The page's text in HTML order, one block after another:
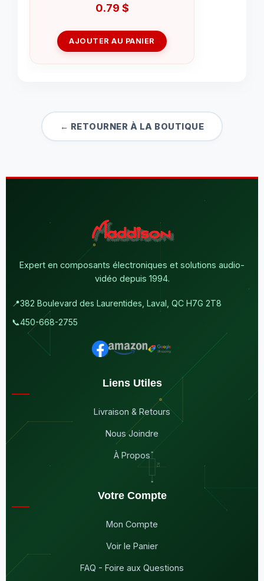
0.79 $
AJOUTER AU PANIER
← RETOURNER À LA BOUTIQUE
Expert en composants électroniques et solutions audio-
vidéo depuis 1994.
📍382 Boulevard des Laurentides, Laval, QC H7G 2T8
📞450-668-2755
Liens Utiles
Livraison & Retours
Nous Joindre
À Propos
Votre Compte
Mon Compte
Voir le Panier
FAQ - Foire aux Questions